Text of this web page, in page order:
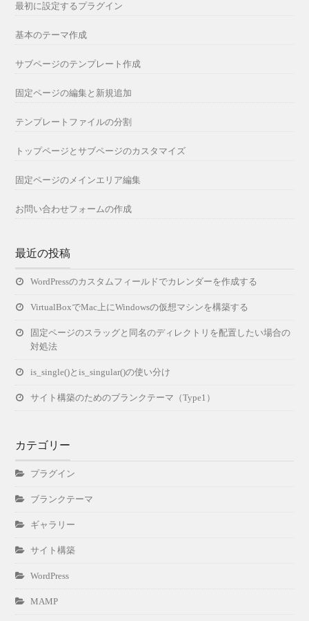
最初に設定するプラグイン
基本のテーマ作成
サブページのテンプレート作成
固定ページの編集と新規追加
テンプレートファイルの分割
トップページとサブページのカスタマイズ
固定ページのメインエリア編集
お問い合わせフォームの作成
最近の投稿
WordPressのカスタムフィールドでカレンダーを作成する
VirtualBoxでMac上にWindowsの仮想マシンを構築する
固定ページのスラッグと同名のディレクトリを配置したい場合の
対処法
is_single()とis_singular()の使い分け
サイト構築のためのブランクテーマ（Type1）
カテゴリー
プラグイン
ブランクテーマ
ギャラリー
サイト構築
WordPress
MAMP